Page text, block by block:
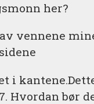
her?
vennene
i
Hvordan bør